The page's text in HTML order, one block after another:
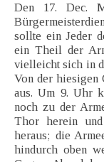
Den 17. Dec.
sollte ein Jeder
ein Theil der
vielleicht sich in
Von der hiesigen
aus. Um 9. Uhr
noch zu der
Thor herein
heraus; die
hindurch oben